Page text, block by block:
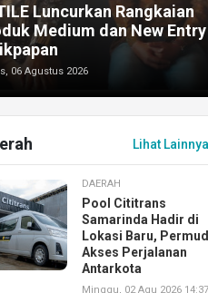
Luncurkan Rangkaian
Medium dan New
06 Agustus 2026
Lihat Lainnya
DAERAH
Pool Cititrans
Samarinda Hadir di
Lokasi Baru,
Akses Perjalanan
Antarkota
Minggu, 02 Agu 2026 14:37